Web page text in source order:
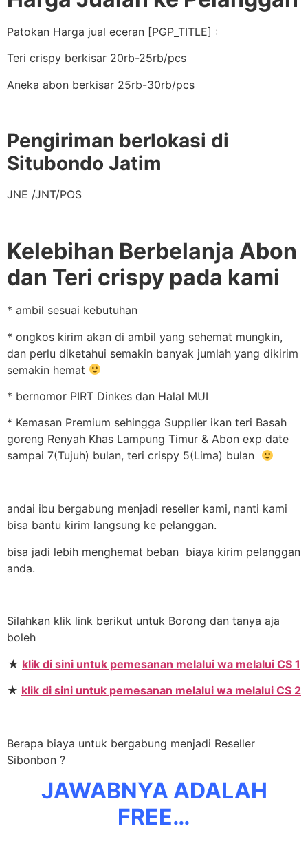
Patokan Harga jual eceran [PGP_TITLE] :
Teri crispy berkisar 20rb-25rb/pcs
Aneka abon berkisar 25rb-30rb/pcs
Pengiriman berlokasi di
Situbondo Jatim
JNE /JNT/POS
Kelebihan Berbelanja Abon
dan Teri crispy pada kami
* ambil sesuai kebutuhan
* ongkos kirim akan di ambil yang sehemat mungkin,
dan perlu diketahui semakin banyak jumlah yang dikirim
semakin hemat
* bernomor PIRT Dinkes dan Halal MUI
* Kemasan Premium sehingga Supplier ikan teri Basah
goreng Renyah Khas Lampung Timur & Abon exp date
sampai 7(Tujuh) bulan, teri crispy 5(Lima) bulan
andai ibu bergabung menjadi reseller kami, nanti kami
bisa bantu kirim langsung ke pelanggan.
bisa jadi lebih menghemat beban biaya kirim pelanggan
anda.
Silahkan klik link berikut untuk Borong dan tanya aja
boleh
★ klik di sini untuk pemesanan melalui wa melalui CS 1
★ klik di sini untuk pemesanan melalui wa melalui CS 2
Berapa biaya untuk bergabung menjadi Reseller
Sibonbon ?
JAWABNYA ADALAH
FREE…